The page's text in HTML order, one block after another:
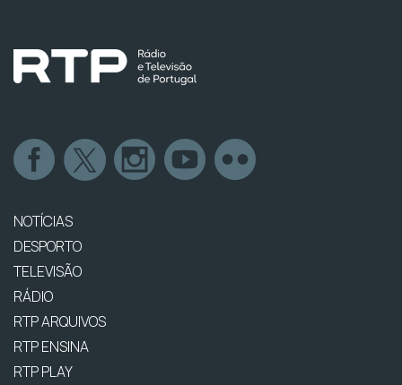
NOTÍCIAS
DESPORTO
TELEVISÃO
RÁDIO
RTP ARQUIVOS
RTP ENSINA
RTP PLAY